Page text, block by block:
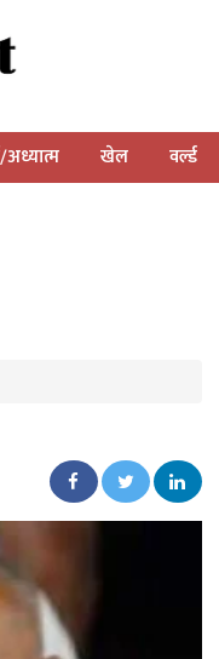
अध्यात्म खेल वर्ल्ड